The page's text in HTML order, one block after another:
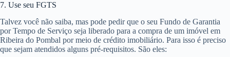
7. Use seu FGTS
Talvez você não saiba, mas pode pedir que o seu Fundo de Garantia
por Tempo de Serviço seja liberado para a compra de um imóvel em
Ribeira do Pombal por meio de crédito imobiliário. Para isso é preciso
que sejam atendidos alguns pré-requisitos. São eles: